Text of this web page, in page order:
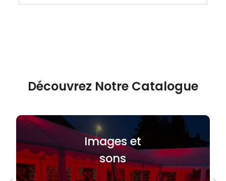
Découvrez Notre Catalogue
Images et
sons